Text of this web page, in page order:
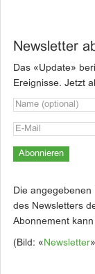
Newsletter
Das «Update»
Ereignisse. Jetzt
Die angegebenen
des Newsletters
Abonnement
(Bild: « Newsletter